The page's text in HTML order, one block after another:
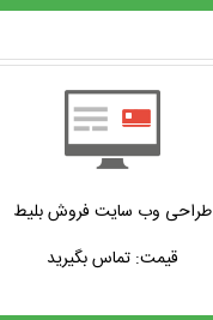
طراحی وب سایت فروش بلیط
قیمت: تماس بگیرید